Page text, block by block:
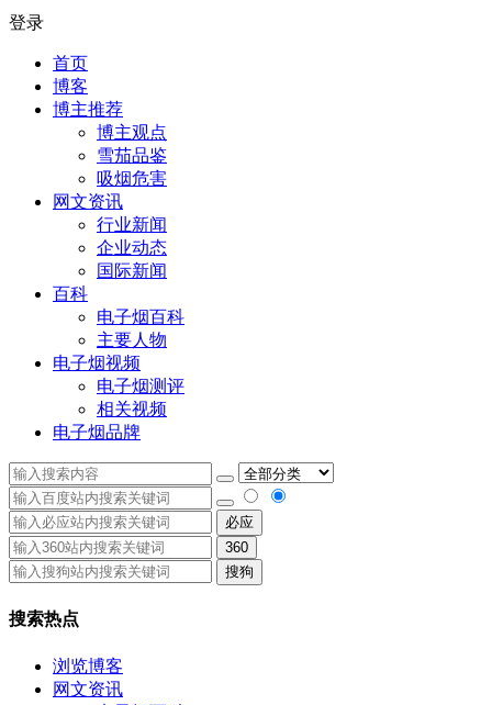
登录
首页
博客
博主推荐
博主观点
雪茄品鉴
吸烟危害
网文资讯
行业新闻
企业动态
国际新闻
百科
电子烟百科
主要人物
电子烟视频
电子烟测评
相关视频
电子烟品牌
必应
360
搜狗
搜索热点
浏览博客
网文资讯